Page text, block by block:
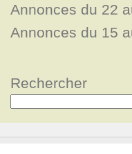
Annonces du 22
Annonces du 15
Rechercher